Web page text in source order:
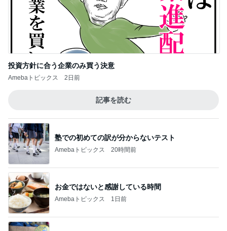
投資方針に合う企業のみ買う決意
Amebaトピックス 2日前
記事を読む
塾での初めての訳が分からないテスト
Amebaトピックス 20時間前
お金ではないと感謝している時間
Amebaトピックス 1日前